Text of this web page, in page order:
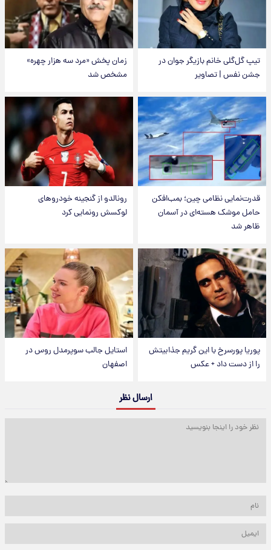
تیپ گل‌گلی خانم بازیگر جوان در
جشن نفس | تصاویر
زمان پخش «مرد سه هزار چهره»
مشخص شد
قدرت‌نمایی نظامی چین؛ بمب‌افکن
حامل موشک هسته‌ای در آسمان
ظاهر شد
رونالدو از گنجینه خودروهای
لوکسش رونمایی کرد
پوریا پورسرخ با این گریم جذابیتش
را از دست داد + عکس
استایل جالب سوپرمدل روس در
اصفهان
ارسال نظر